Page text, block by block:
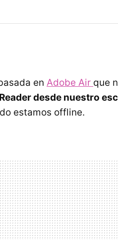
en Adobe Air que
desde nuestro
estamos offline.